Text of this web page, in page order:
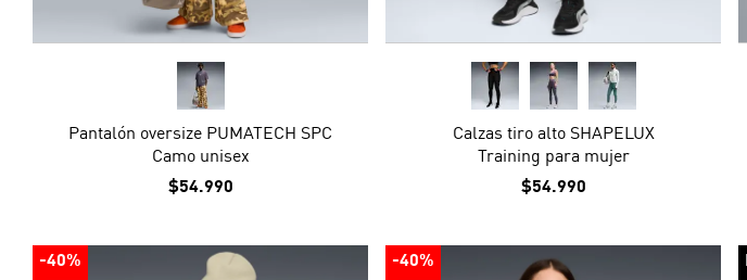
Pantalón oversize PUMATECH SPC
Camo unisex
$54.990
Calzas tiro alto SHAPELUX
Training para mujer
$54.990
-40% -40%